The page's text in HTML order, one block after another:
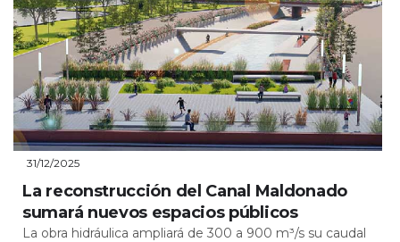
31/12/2025
La reconstrucción del Canal Maldonado
sumará nuevos espacios públicos
La obra hidráulica ampliará de 300 a 900 m³/s su caudal